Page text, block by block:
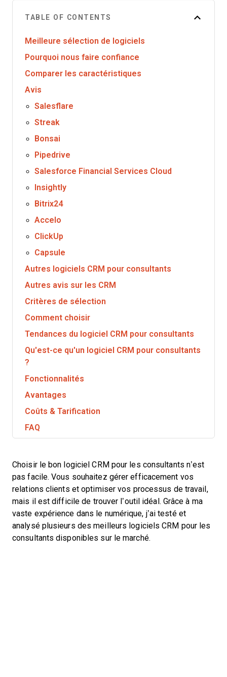
TABLE OF CONTENTS
Meilleure sélection de logiciels
Pourquoi nous faire confiance
Comparer les caractéristiques
Avis
Salesflare
Streak
Bonsai
Pipedrive
Salesforce Financial Services Cloud
Insightly
Bitrix24
Accelo
ClickUp
Capsule
Autres logiciels CRM pour consultants
Autres avis sur les CRM
Critères de sélection
Comment choisir
Tendances du logiciel CRM pour consultants
Qu'est-ce qu'un logiciel CRM pour consultants
?
Fonctionnalités
Avantages
Coûts & Tarification
FAQ
Choisir le bon logiciel CRM pour les consultants n’est
pas facile. Vous souhaitez gérer efficacement vos
relations clients et optimiser vos processus de travail,
mais il est difficile de trouver l’outil idéal. Grâce à ma
vaste expérience dans le numérique, j’ai testé et
analysé plusieurs des meilleurs logiciels CRM pour les
consultants disponibles sur le marché.